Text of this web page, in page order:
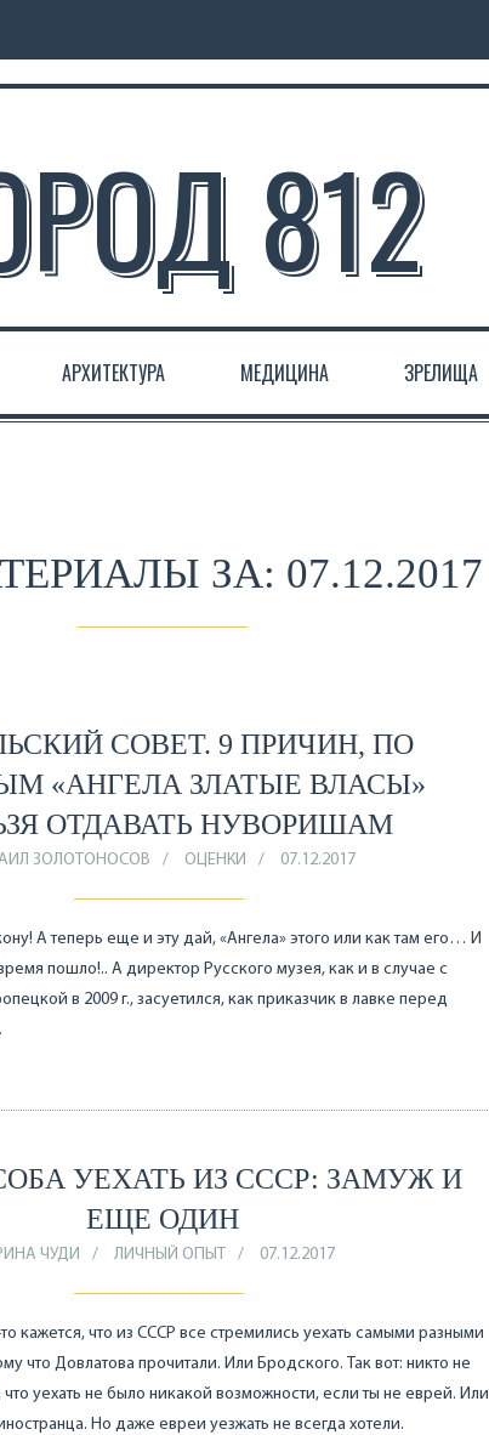
АРХИТЕКТУРА МЕДИЦИНА ЗРЕЛИЩА
ЗА: 07.12.2017
СОВЕТ. 9 ПРИЧИН, ПО
«АНГЕЛА ЗЛАТЫЕ ВЛАСЫ»
ОТДАВАТЬ НУВОРИШАМ
ЗОЛОТОНОСОВ ОЦЕНКИ 07.12.2017
А теперь еще и эту дай, «Ангела» этого или как там его… И
пошло!.. А директор Русского музея, как и в случае с
в 2009 г., засуетился, как приказчик в лавке перед
УЕХАТЬ ИЗ СССР: ЗАМУЖ И
ЕЩЕ ОДИН
ЧУДИ ЛИЧНЫЙ ОПЫТ 07.12.2017
кажется, что из СССР все стремились уехать самыми разными
что Довлатова прочитали. Или Бродского. Так вот: никто не
уехать не было никакой возможности, если ты не еврей. Или
Но даже евреи уезжать не всегда хотели.